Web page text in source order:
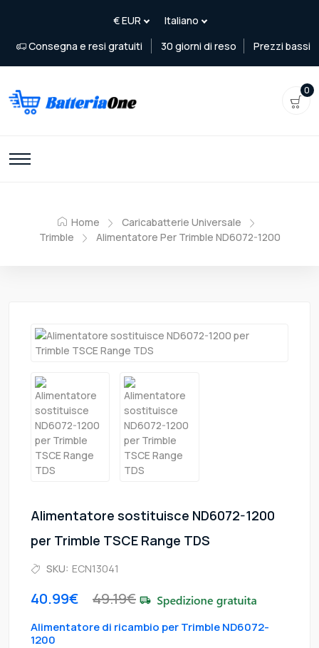
Consegna e resi gratuiti 30 giorni di reso Prezzi bassi
0
Home
Caricabatterie Universale
Trimble
Alimentatore Per Trimble ND6072-1200
Alimentatore sostituisce ND6072-1200
per Trimble TSCE Range TDS
SKU: ECN13041
40.99€ 49.19€
Alimentatore di ricambio per Trimble ND6072-
1200